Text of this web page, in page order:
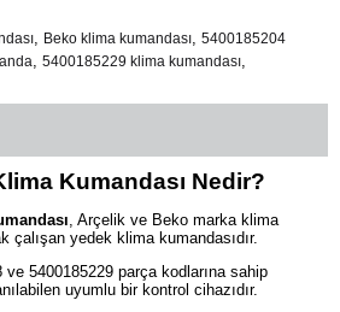
, Beko klima kumandası, 5400185204
, 5400185229 klima kumandası,
Kumandası Nedir?
, Arçelik ve Beko marka klima
çalışan yedek klima kumandasıdır.
ve 5400185229 parça kodlarına sahip
uyumlu bir kontrol cihazıdır.